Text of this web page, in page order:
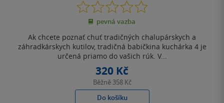
0.0
z
5
pevná vazba
Ak chcete poznať chuť tradičných chalupárskych a
záhradkárskych kutilov, tradičná babičkina kuchárka 4 je
určená priamo do vašich rúk. V...
320 Kč
Běžně 358 Kč
Do košíku